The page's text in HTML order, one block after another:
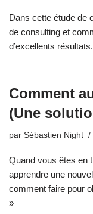
Dans cette étude de
de consulting et
d’excellents
Comment
(Une
par Sébastien Night
Quand vous êtes en
apprendre une
comment faire pour
»